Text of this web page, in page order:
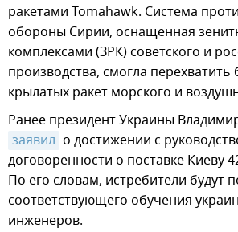
ракетами Tomahawk. Система
обороны Сирии, оснащенная
комплексами (ЗРК) советского и
производства, смогла
крылатых ракет морского и
Ранее президент Украины
заявил о достижении с
договоренности о поставке Киеву
По его словам, истребители будут
соответствующего обучения
инженеров.